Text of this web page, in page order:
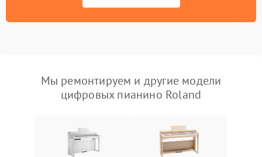
Мы ремонтируем и другие модели
цифровых пианино Roland